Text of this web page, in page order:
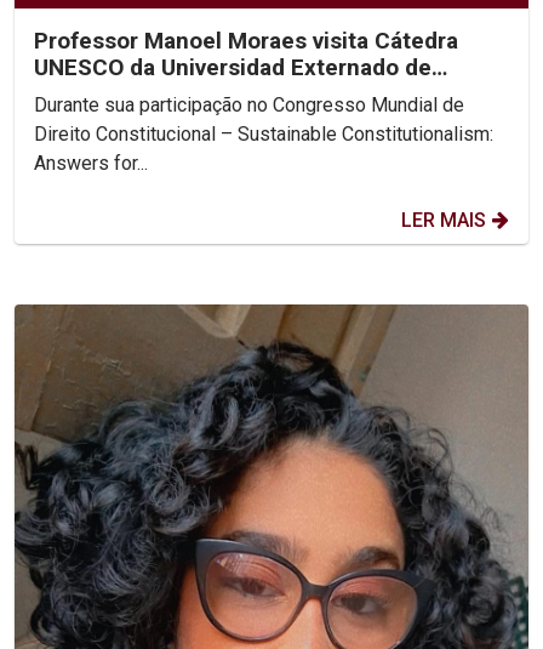
Professor Manoel Moraes visita Cátedra
UNESCO da Universidad Externado de
Colombia
Durante sua participação no Congresso Mundial de
Direito Constitucional – Sustainable Constitutionalism:
Answers for...
LER MAIS